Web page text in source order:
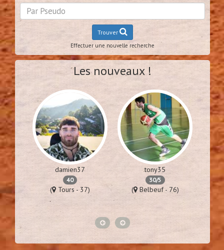
Trouver
Effectuer une nouvelle recherche
Les nouveaux !
damien37
40
( Tours - 37)
tony35
30/5
( Belbeuf - 76) (